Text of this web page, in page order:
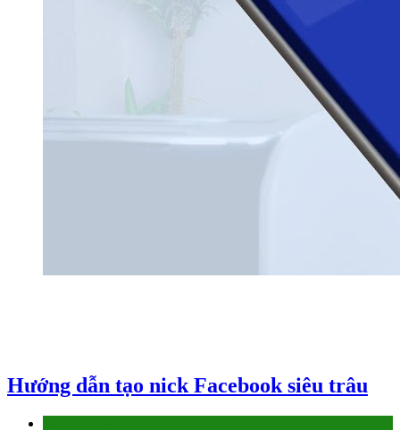
Hướng dẫn tạo nick Facebook siêu trâu